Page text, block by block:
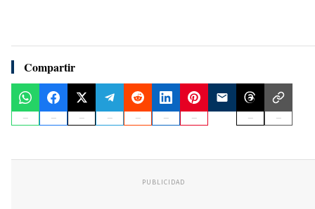
Compartir
PUBLICIDAD